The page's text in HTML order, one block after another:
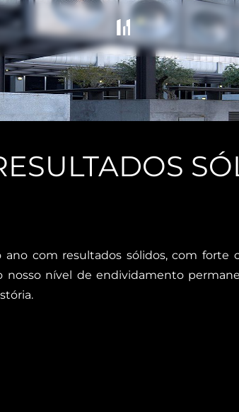
com resultados sólidos, com
nosso nível de endividamento